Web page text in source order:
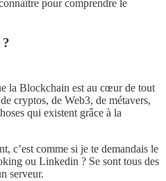
pour comprendre le
la Blockchain est au cœur de tout
cryptos, de Web3, de métavers,
qui existent grâce à la
c’est comme si je te demandais le
ou Linkedin ? Se sont tous des
serveur.